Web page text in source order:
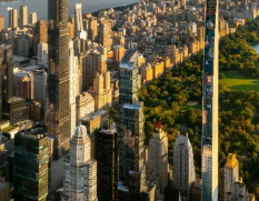
EGIPTO
MARRUECOS
ZANZÍBAR